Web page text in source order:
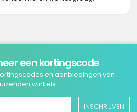
een kortingscode
en aanbiedingen van
winkels
INSCHRIJVEN